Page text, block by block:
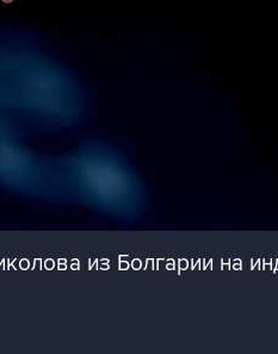
из Болгарии на